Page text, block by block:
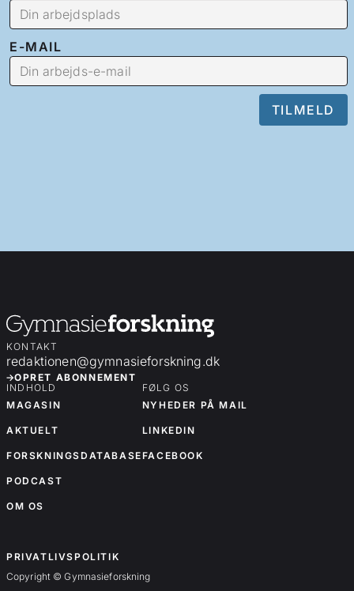
E-MAIL
KONTAKT
redaktionen@gymnasieforskning.dk
OPRET ABONNEMENT
INDHOLD
MAGASIN
AKTUELT
FORSKNINGSDATABASE
PODCAST
OM OS
FØLG OS
NYHEDER PÅ MAIL
LINKEDIN
FACEBOOK
PRIVATLIVSPOLITIK
Forskningsartikler
Copyright © Gymnasieforskning